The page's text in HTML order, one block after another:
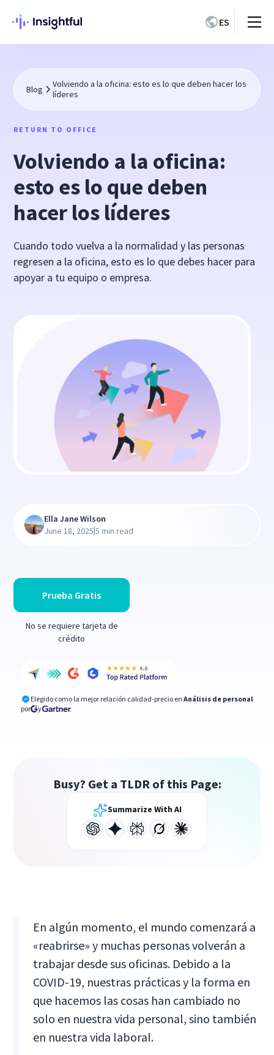
ES
Blog
Volviendo a la oficina: esto es lo que deben hacer los
líderes
RETURN TO OFFICE
Volviendo a la oficina:
esto es lo que deben
hacer los líderes
Cuando todo vuelva a la normalidad y las personas
regresen a la oficina, esto es lo que debes hacer para
apoyar a tu equipo o empresa.
Prueba Gratis
No se requiere tarjeta de
crédito
Elegido como la mejor relación calidad-precio en Análisis de personal
por
y
Ella Jane Wilson
June 18, 2025|5 min read
Busy? Get a TLDR of this Page:
Summarize With AI
En algún momento, el mundo comenzará a
«reabrirse» y muchas personas volverán a
trabajar desde sus oficinas. Debido a la
COVID-19, nuestras prácticas y la forma en
que hacemos las cosas han cambiado no
solo en nuestra vida personal, sino también
en nuestra vida laboral.